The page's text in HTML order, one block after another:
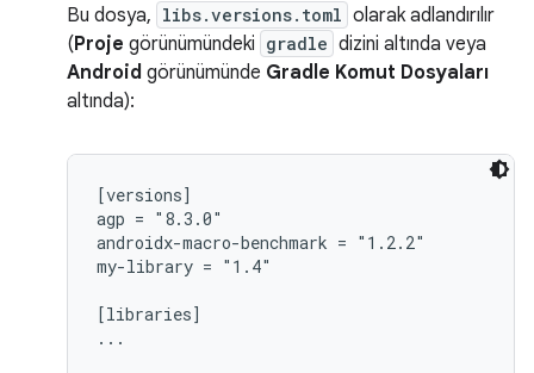
Bu dosya, libs.versions.toml olarak adlandırılır
(Proje görünümündeki gradle dizini altında veya
Android görünümünde Gradle Komut Dosyaları
altında):
[versions]
agp = "8.3.0"
androidx-macro-benchmark = "1.2.2"
my-library = "1.4"
[libraries]
...